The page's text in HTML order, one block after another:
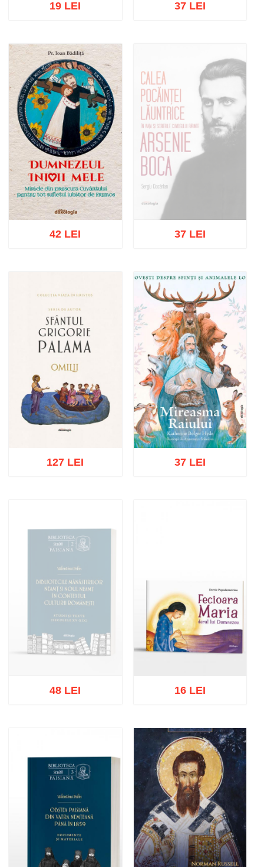
Adaugă în coș Wishlist
19 LEI
Wishlist
37 LEI
42 LEI
Stoc epuizat
37 LEI
127 LEI 37 LEI
48 LEI
Adaugă în coș Wishlist
16 LEI